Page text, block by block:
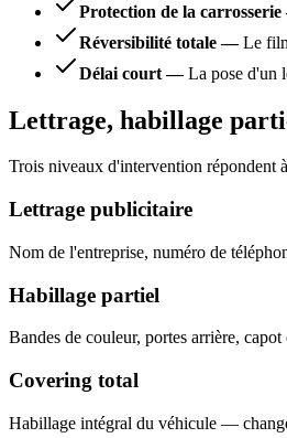
Protection de la carrosserie
Réversibilité totale— Le
Délai court— La pose d'un
Lettrage, habillage
Trois niveaux d'intervention répondent
Lettrage publicitaire
Nom de l'entreprise, numéro de
Habillage partiel
Bandes de couleur, portes arrière,
Covering total
Habillage intégral du véhicule —